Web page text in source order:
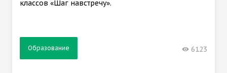
классов «Шаг навстречу».
Образование 6123